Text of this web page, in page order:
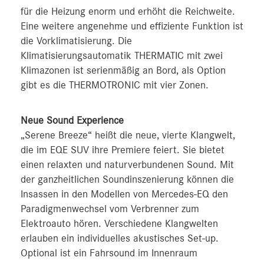
für die Heizung enorm und erhöht die Reichweite.
Eine weitere angenehme und effiziente Funktion ist
die Vorklimatisierung. Die
Klimatisierungsautomatik THERMATIC mit zwei
Klimazonen ist serienmäßig an Bord, als Option
gibt es die THERMOTRONIC mit vier Zonen.
Neue Sound Experience
„Serene Breeze“ heißt die neue, vierte Klangwelt,
die im EQE SUV ihre Premiere feiert. Sie bietet
einen relaxten und naturverbundenen Sound. Mit
der ganzheitlichen Soundinszenierung können die
Insassen in den Modellen von Mercedes-EQ den
Paradigmenwechsel vom Verbrenner zum
Elektroauto hören. Verschiedene Klangwelten
erlauben ein individuelles akustisches Set-up.
Optional ist ein Fahrsound im Innenraum